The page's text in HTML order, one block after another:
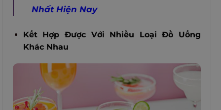
Nhất Hiện Nay
Kết Hợp Được Với Nhiều Loại Đồ Uống
Khác Nhau